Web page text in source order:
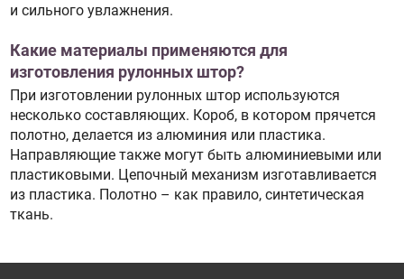
и сильного увлажнения.
Какие материалы применяются для
изготовления рулонных штор?
При изготовлении рулонных штор используются
несколько составляющих. Короб, в котором прячется
полотно, делается из алюминия или пластика.
Направляющие также могут быть алюминиевыми или
пластиковыми. Цепочный механизм изготавливается
из пластика. Полотно – как правило, синтетическая
ткань.